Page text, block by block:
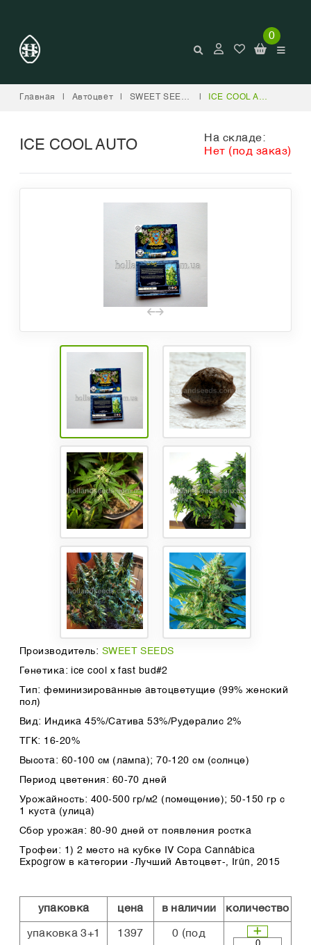
0
Главная Автоцвет SWEET SEEDS ICE COOL AUTO
ICE COOL AUTO
На складе:
Нет (под заказ)
Производитель: SWEET SEEDS
Генетика: ice cool х fast bud#2
Тип: феминизированные автоцветущие (99% женский
пол)
Вид: Индика 45%/Сатива 53%/Рудералис 2%
ТГК: 16-20%
Высота: 60-100 см (лампа); 70-120 см (солнце)
Период цветения: 60-70 дней
Урожайность: 400-500 гр/м2 (помещение); 50-150 гр с
1 куста (улица)
Сбор урожая: 80-90 дней от появления ростка
Трофеи: 1) 2 место на кубке IV Copa Cannábica
Expogrow в категории -Лучший Автоцвет-, Irún, 2015
упаковка цена в наличии количество
упаковка 3+1
1397
0 (под